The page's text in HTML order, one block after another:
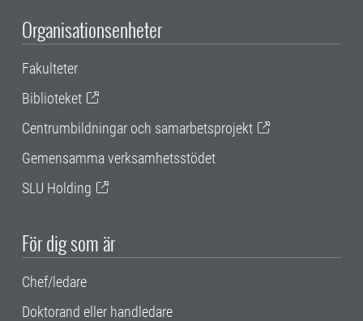
Organisationsenheter
Fakulteter
Biblioteket
Centrumbildningar och samarbetsprojekt
Gemensamma verksamhetsstödet
SLU Holding
För dig som är
Chef/ledare
Doktorand eller handledare